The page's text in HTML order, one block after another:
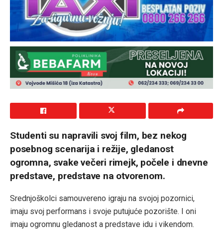
Studenti su napravili svoj film, bez nekog
posebnog scenarija i režije, gledanost
ogromna, svake večeri rimejk, počele i dnevne
predstave, predstave na otvorenom.
Srednjoškolci samouvereno igraju na svojoj pozornici,
imaju svoj performans i svoje putujuće pozorište. I oni
imaju ogromnu gledanost a predstave idu i vikendom.